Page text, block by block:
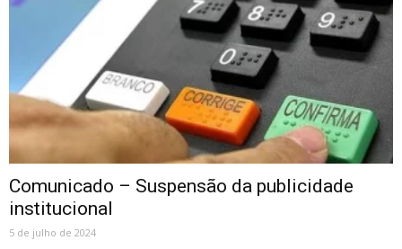
Comunicado – Suspensão da publicidade
institucional
5 de julho de 2024